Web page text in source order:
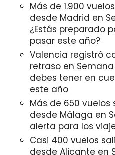
Más de 1.900
desde Madrid en
¿Estás preparado
pasar este año?
Valencia registró
retraso en
debes tener en
este año
Más de 650
desde Málaga en
alerta para los
Casi 400 vuelos
desde Alicante en